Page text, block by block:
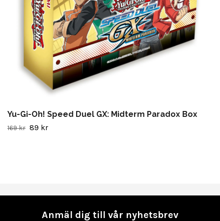
Yu-Gi-Oh! Speed Duel GX: Midterm Paradox Box
169 kr 89 kr
Anmäl dig till vår nyhetsbrev